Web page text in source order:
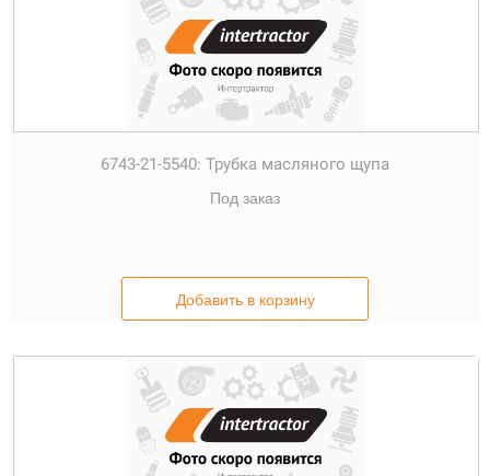
6743-21-5540: Трубка масляного щупа
Под заказ
Добавить в корзину